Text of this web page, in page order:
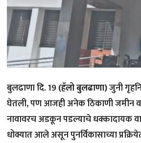
बुलढाणा दि. 19(हॅलो बुलढाणा)जुनी
घेतली, पण आजही अनेक ठिकाणी जमीन व
नावावरच अडकून पडल्याचे धक्कादायक
धोक्यात आले असून पुनर्विकासाच्या